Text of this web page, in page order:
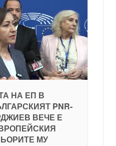
НА ЕП В
PNR-
ВЕЧЕ Е
МУ